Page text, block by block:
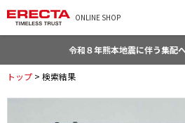
ONLINE SHOP
令和８年熊本地震に伴う集配
トップ > 検索結果